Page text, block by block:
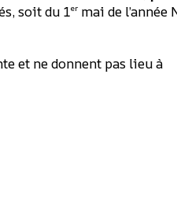
soit du 1er mai de l’année
et ne donnent pas lieu à